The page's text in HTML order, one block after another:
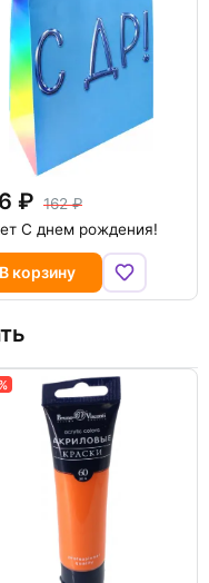
162
С днем рождения!
В корзину